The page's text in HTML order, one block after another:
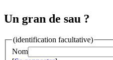
Un gran de sau ?
(identification facultative)
Nom